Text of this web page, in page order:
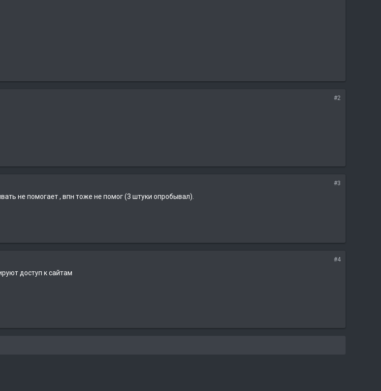
#2
#3
не помогает , впн тоже не помог (3 штуки опробывал).
#4
доступ к сайтам